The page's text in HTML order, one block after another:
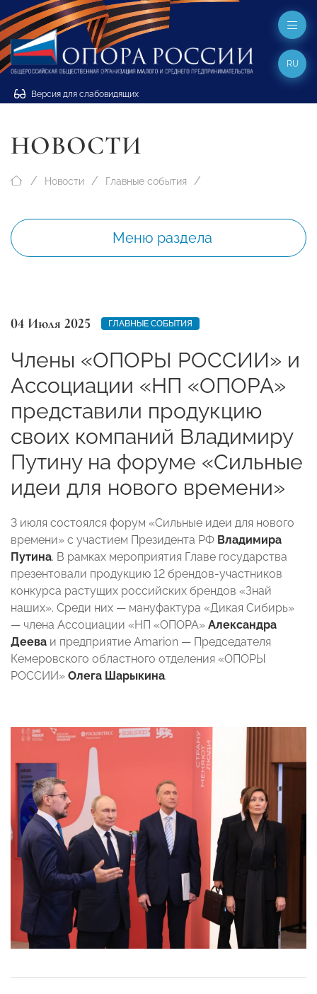
Версия для слабовидящих
RU
НОВОСТИ
Новости Главные события
Меню раздела
04 Июля 2025 ГЛАВНЫЕ СОБЫТИЯ
Члены «ОПОРЫ РОССИИ» и
Ассоциации «НП «ОПОРА»
представили продукцию
своих компаний Владимиру
Путину на форуме «Сильные
идеи для нового времени»
3 июля состоялся форум «Сильные идеи для нового
времени» с участием Президента РФ Владимира
Путина. В рамках мероприятия Главе государства
презентовали продукцию 12 брендов-участников
конкурса растущих российских брендов «Знай
наших». Среди них — мануфактура «Дикая Сибирь»
— члена Ассоциации «НП «ОПОРА» Александра
Деева и предприятие Amarion — Председателя
Кемеровского областного отделения «ОПОРЫ
РОССИИ» Олега Шарыкина.